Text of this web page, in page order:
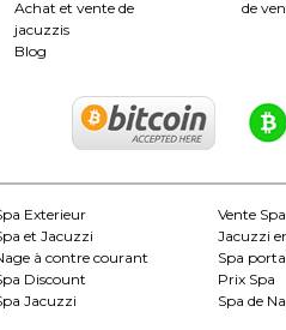
Achat et vente de
jacuzzis
Blog
de
Exterieur Vente Spa
et Jacuzzi Jacuzzi
à contre courant Spa
Discount Prix Spa
Jacuzzi Spa de